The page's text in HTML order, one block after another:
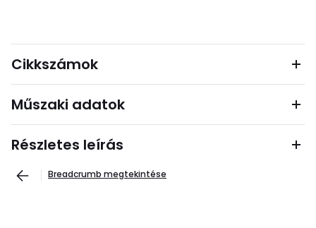
Cikkszámok
Műszaki adatok
Részletes leírás
Breadcrumb megtekintése